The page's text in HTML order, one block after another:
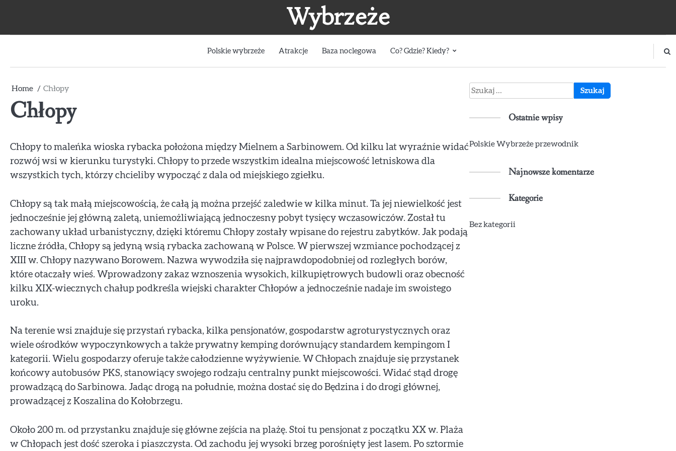
Wybrzeże
Polskie wybrzeże Atrakcje Baza noclegowa Co? Gdzie? Kiedy?
Home Chłopy
Chłopy
Chłopy to maleńka wioska rybacka położona między Mielnem a Sarbinowem. Od kilku lat wyraźnie widać
rozwój wsi w kierunku turystyki. Chłopy to przede wszystkim idealna miejscowość letniskowa dla
wszystkich tych, którzy chcieliby wypocząć z dala od miejskiego zgiełku.
Chłopy są tak małą miejscowością, że całą ją można przejść zaledwie w kilka minut. Ta jej niewielkość jest
jednocześnie jej główną zaletą, uniemożliwiającą jednoczesny pobyt tysięcy wczasowiczów. Został tu
zachowany układ urbanistyczny, dzięki któremu Chłopy zostały wpisane do rejestru zabytków. Jak podają
liczne źródła, Chłopy są jedyną wsią rybacka zachowaną w Polsce. W pierwszej wzmiance pochodzącej z
XIII w. Chłopy nazywano Borowem. Nazwa wywodziła się najprawdopodobniej od rozległych borów,
które otaczały wieś. Wprowadzony zakaz wznoszenia wysokich, kilkupiętrowych budowli oraz obecność
kilku XIX-wiecznych chałup podkreśla wiejski charakter Chłopów a jednocześnie nadaje im swoistego
uroku.
Na terenie wsi znajduje się przystań rybacka, kilka pensjonatów, gospodarstw agroturystycznych oraz
wiele ośrodków wypoczynkowych a także prywatny kemping dorównujący standardem kempingom I
kategorii. Wielu gospodarzy oferuje także całodzienne wyżywienie. W Chłopach znajduje się przystanek
końcowy autobusów PKS, stanowiący swojego rodzaju centralny punkt miejscowości. Widać stąd drogę
prowadzącą do Sarbinowa. Jadąc drogą na południe, można dostać się do Będzina i do drogi głównej,
prowadzącej z Koszalina do Kołobrzegu.
Około 200 m. od przystanku znajduje się główne zejścia na plażę. Stoi tu pensjonat z początku XX w. Plaża
w Chłopach jest dość szeroka i piaszczysta. Od zachodu jej wysoki brzeg porośnięty jest lasem. Po sztormie
Szukaj:
Ostatnie wpisy
Polskie Wybrzeże przewodnik
Najnowsze komentarze
Kategorie
Bez kategorii